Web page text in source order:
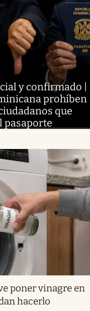
y confirmado |
prohíben
que
pasaporte
poner vinagre en
hacerlo